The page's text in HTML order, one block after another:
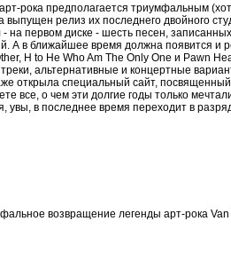
рока предполагается триумфальным
выпущен релиз их последнего двойного
первом диске - шесть песен,
А в ближайшее время должна появится и
H to He Who Am The Only One и Pawn
альтернативные и концертные
открыла специальный сайт,
все, о чем эти долгие годы только
в последнее время переходит в
возвращение легенды арт-рока